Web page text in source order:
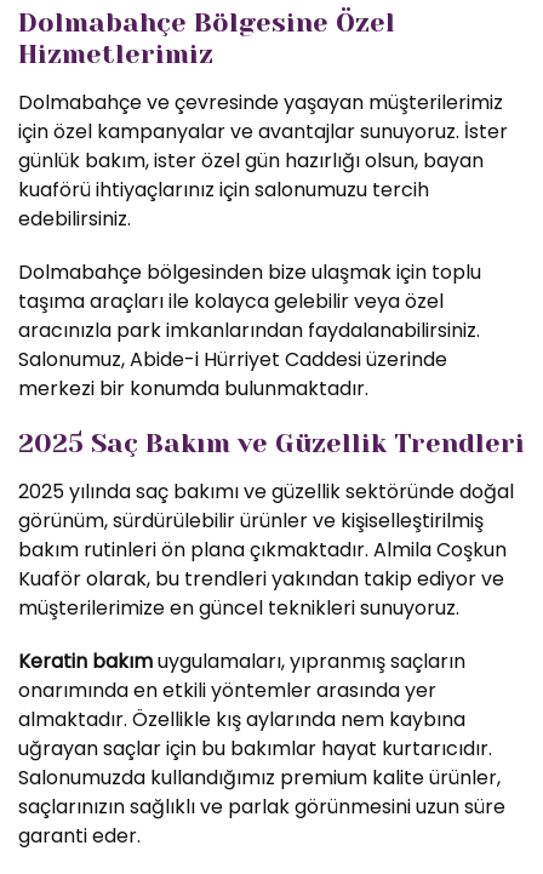
Dolmabahçe Bölgesine Özel
Hizmetlerimiz
Dolmabahçe ve çevresinde yaşayan müşterilerimiz
için özel kampanyalar ve avantajlar sunuyoruz. İster
günlük bakım, ister özel gün hazırlığı olsun, bayan
kuaförü ihtiyaçlarınız için salonumuzu tercih
edebilirsiniz.
Dolmabahçe bölgesinden bize ulaşmak için toplu
taşıma araçları ile kolayca gelebilir veya özel
aracınızla park imkanlarından faydalanabilirsiniz.
Salonumuz, Abide-i Hürriyet Caddesi üzerinde
merkezi bir konumda bulunmaktadır.
2025 Saç Bakım ve Güzellik Trendleri
2025 yılında saç bakımı ve güzellik sektöründe doğal
görünüm, sürdürülebilir ürünler ve kişiselleştirilmiş
bakım rutinleri ön plana çıkmaktadır. Almila Coşkun
Kuaför olarak, bu trendleri yakından takip ediyor ve
müşterilerimize en güncel teknikleri sunuyoruz.
Keratin bakımuygulamaları, yıpranmış saçların
onarımında en etkili yöntemler arasında yer
almaktadır. Özellikle kış aylarında nem kaybına
uğrayan saçlar için bu bakımlar hayat kurtarıcıdır.
Salonumuzda kullandığımız premium kalite ürünler,
saçlarınızın sağlıklı ve parlak görünmesini uzun süre
garanti eder.